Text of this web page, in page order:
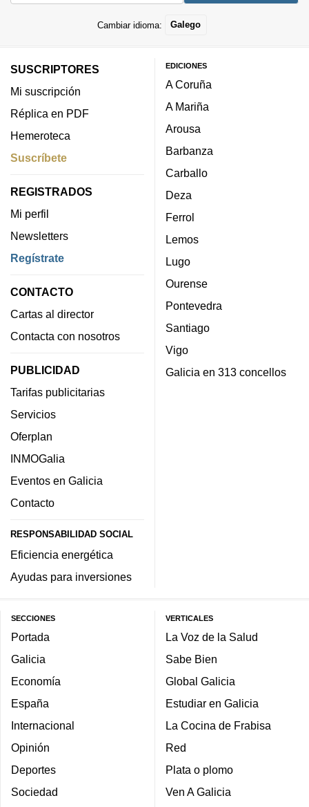
Cambiar idioma: Galego
SUSCRIPTORES
Mi suscripción
Réplica en PDF
Hemeroteca
Suscríbete
REGISTRADOS
Mi perfil
Newsletters
Regístrate
CONTACTO
Cartas al director
Contacta con nosotros
PUBLICIDAD
Tarifas publicitarias
Servicios
Oferplan
INMOGalia
Eventos en Galicia
Contacto
RESPONSABILIDAD SOCIAL
Eficiencia energética
Ayudas para inversiones
EDICIONES
A Coruña
A Mariña
Arousa
Barbanza
Carballo
Deza
Ferrol
Lemos
Lugo
Ourense
Pontevedra
Santiago
Vigo
Galicia en 313 concellos
SECCIONES
Portada
Galicia
Economía
España
Internacional
Opinión
Deportes
Sociedad
VERTICALES
La Voz de la Salud
Sabe Bien
Global Galicia
Estudiar en Galicia
La Cocina de Frabisa
Red
Plata o plomo
Ven A Galicia